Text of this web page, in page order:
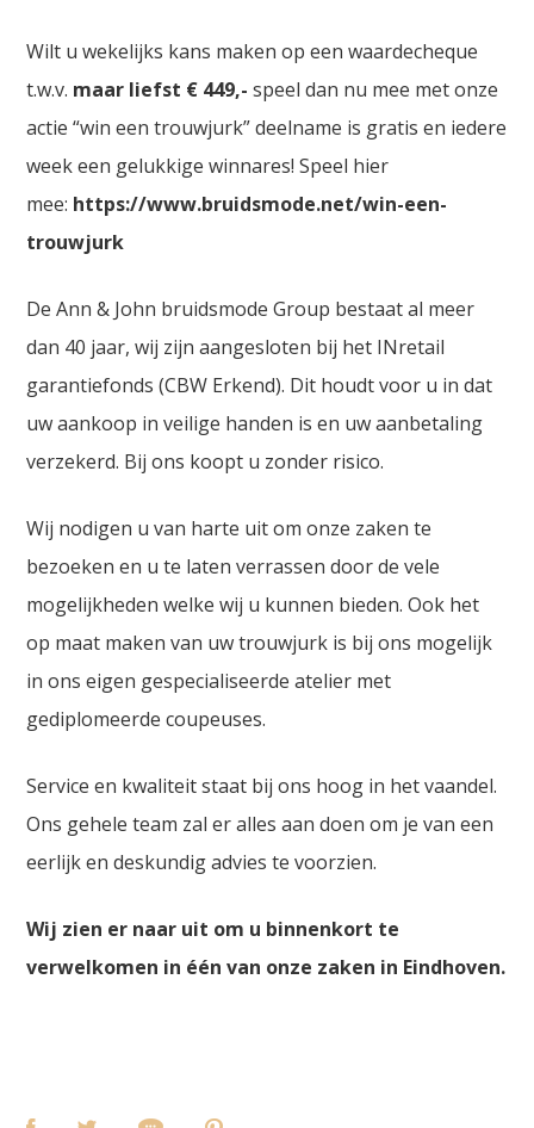
Wilt u wekelijks kans maken op een waardecheque
t.w.v. maar liefst € 449,- speel dan nu mee met onze
actie “win een trouwjurk” deelname is gratis en iedere
week een gelukkige winnares! Speel hier
mee: https://www.bruidsmode.net/win-een-
trouwjurk
De Ann & John bruidsmode Group bestaat al meer
dan 40 jaar, wij zijn aangesloten bij het INretail
garantiefonds (CBW Erkend). Dit houdt voor u in dat
uw aankoop in veilige handen is en uw aanbetaling
verzekerd. Bij ons koopt u zonder risico.
Wij nodigen u van harte uit om onze zaken te
bezoeken en u te laten verrassen door de vele
mogelijkheden welke wij u kunnen bieden. Ook het
op maat maken van uw trouwjurk is bij ons mogelijk
in ons eigen gespecialiseerde atelier met
gediplomeerde coupeuses.
Service en kwaliteit staat bij ons hoog in het vaandel.
Ons gehele team zal er alles aan doen om je van een
eerlijk en deskundig advies te voorzien.
Wij zien er naar uit om u binnenkort te
verwelkomen in één van onze zaken in Eindhoven.